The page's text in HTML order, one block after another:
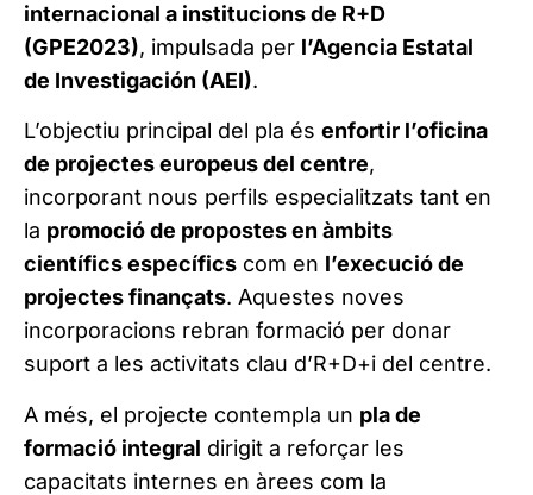
internacional a institucions de R+D
(GPE2023), impulsada per l’Agencia Estatal
de Investigación (AEI).
L’objectiu principal del pla és enfortir l’oficina
de projectes europeus del centre,
incorporant nous perfils especialitzats tant en
la promoció de propostes en àmbits
científics específics com en l’execució de
projectes finançats. Aquestes noves
incorporacions rebran formació per donar
suport a les activitats clau d’R+D+i del centre.
A més, el projecte contempla un pla de
formació integral dirigit a reforçar les
capacitats internes en àrees com la